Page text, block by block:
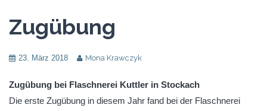
Zugübung
23. März 2018 Mona Krawczyk
Zugübung bei Flaschnerei Kuttler in Stockach
Die erste Zugübung in diesem Jahr fand bei der Flaschnerei